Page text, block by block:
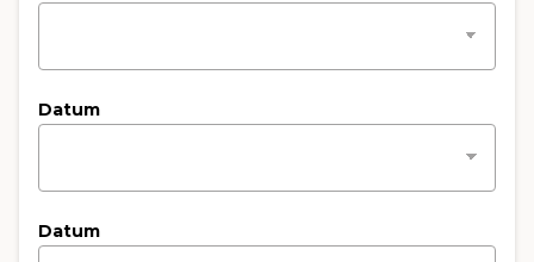
Datum
Datum